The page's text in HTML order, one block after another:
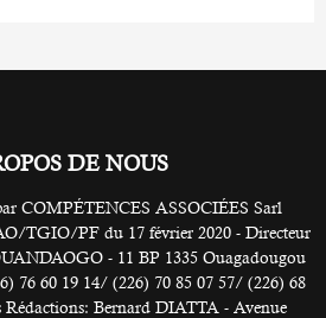
DE NOUS
COMPÉTENCES ASSOCIÉES Sarl
TGIO/PF du 17 février 2020 - Directeur
- 11 BP 1335 Ouagadougou
76 60 19 14/ (226) 70 85 07 57/ (226) 68
Rédactions: Bernard DIATTA - Avenue